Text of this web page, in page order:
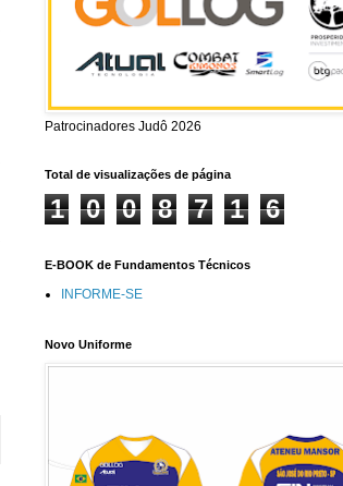
Patrocinadores Judô 2026
Total de visualizações de página
1 0 0 8 7 1 6
E-BOOK de Fundamentos Técnicos
INFORME-SE
Novo Uniforme